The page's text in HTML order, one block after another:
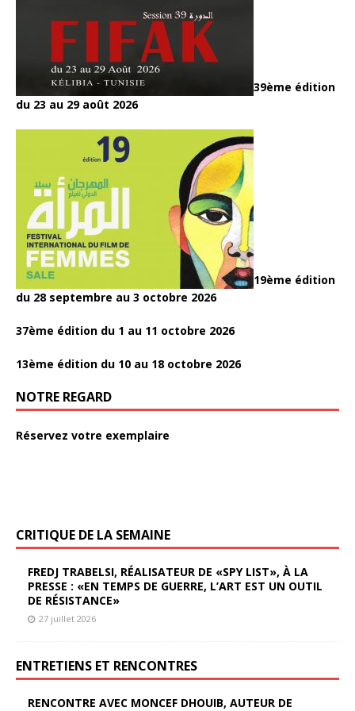
39ème édition
du 23 au 29 août 2026
19ème édition
du 28 septembre au 3 octobre 2026
37ème édition du 1 au 11 octobre 2026
13ème édition du 10 au 18 octobre 2026
NOTRE REGARD
Réservez votre exemplaire
CRITIQUE DE LA SEMAINE
FREDJ TRABELSI, RÉALISATEUR DE «SPY LIST», À LA
PRESSE : «EN TEMPS DE GUERRE, L’ART EST UN OUTIL
DE RÉSISTANCE»
27 juillet 2026
ENTRETIENS ET RENCONTRES
RENCONTRE AVEC MONCEF DHOUIB, AUTEUR DE